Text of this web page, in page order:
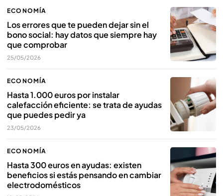
ECONOMÍA
Los errores que te pueden dejar sin el
bono social: hay datos que siempre hay
que comprobar
25/05/2026
ECONOMÍA
Hasta 1.000 euros por instalar
calefacción eficiente: se trata de ayudas
que puedes pedir ya
23/05/2026
ECONOMÍA
Hasta 300 euros en ayudas: existen
beneficios si estás pensando en cambiar
electrodomésticos